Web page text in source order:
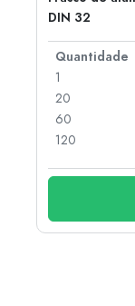
DIN 32
Quantidade
1
20
60
120